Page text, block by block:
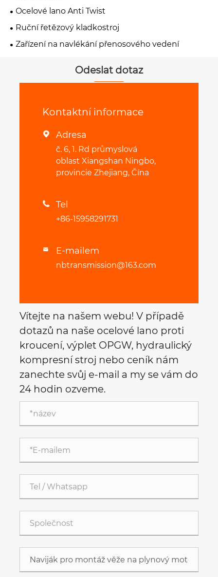
Ocelové lano Anti Twist
Ruční řetězový kladkostroj
Zařízení na navlékání přenosového vedení
Odeslat dotaz
Kontaktní informace
 Adresa
č. 6, 1. Rd průmyslová
oblast Xiangshan Ningbo,
provincie Zhejiang, Čína
 Tel
+86-15958291731
 E-mailem
nbtransmission@163.com
Vítejte na našem webu! V případě
dotazů na naše ocelové lano proti
kroucení, výplet OPGW, hydraulický
kompresní stroj nebo ceník nám
zanechte svůj e-mail a my se vám do
24 hodin ozveme.